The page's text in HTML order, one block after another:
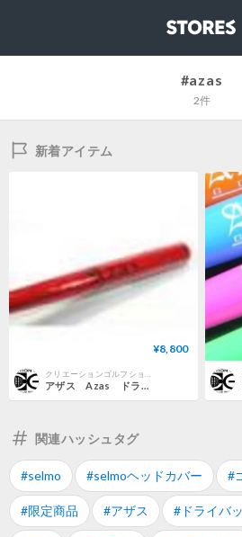
#azas
2件
新着アイテム
¥8,800
アザス Azas ドライバット スタンダード
関連ハッシュタグ
#selmo #selmoヘッドカバー #
#限定商品 #アザス #ドライバ